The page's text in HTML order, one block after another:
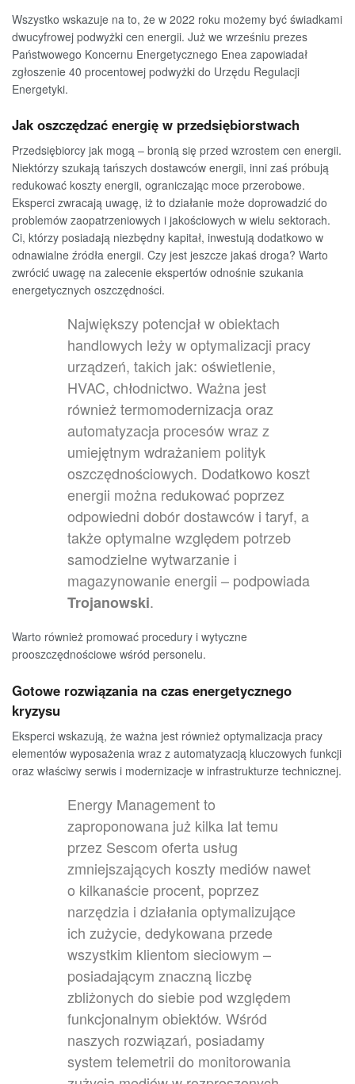
Wszystko wskazuje na to, że w 2022 roku możemy być świadkami
dwucyfrowej podwyżki cen energii. Już we wrześniu prezes
Państwowego Koncernu Energetycznego Enea zapowiadał
zgłoszenie 40 procentowej podwyżki do Urzędu Regulacji
Energetyki.
Jak oszczędzać energię w przedsiębiorstwach
Przedsiębiorcy jak mogą – bronią się przed wzrostem cen energii.
Niektórzy szukają tańszych dostawców energii, inni zaś próbują
redukować koszty energii, ograniczając moce przerobowe.
Eksperci zwracają uwagę, iż to działanie może doprowadzić do
problemów zaopatrzeniowych i jakościowych w wielu sektorach.
Ci, którzy posiadają niezbędny kapitał, inwestują dodatkowo w
odnawialne źródła energii. Czy jest jeszcze jakaś droga? Warto
zwrócić uwagę na zalecenie ekspertów odnośnie szukania
energetycznych oszczędności.
Największy potencjał w obiektach
handlowych leży w optymalizacji pracy
urządzeń, takich jak: oświetlenie,
HVAC, chłodnictwo. Ważna jest
również termomodernizacja oraz
automatyzacja procesów wraz z
umiejętnym wdrażaniem polityk
oszczędnościowych. Dodatkowo koszt
energii można redukować poprzez
odpowiedni dobór dostawców i taryf, a
także optymalne względem potrzeb
samodzielne wytwarzanie i
magazynowanie energii – podpowiada
Trojanowski.
Warto również promować procedury i wytyczne
prooszczędnościowe wśród personelu.
Gotowe rozwiązania na czas energetycznego
kryzysu
Eksperci wskazują, że ważna jest również optymalizacja pracy
elementów wyposażenia wraz z automatyzacją kluczowych funkcji
oraz właściwy serwis i modernizacje w infrastrukturze technicznej.
Energy Management to
zaproponowana już kilka lat temu
przez Sescom oferta usług
zmniejszających koszty mediów nawet
o kilkanaście procent, poprzez
narzędzia i działania optymalizujące
ich zużycie, dedykowana przede
wszystkim klientom sieciowym –
posiadającym znaczną liczbę
zbliżonych do siebie pod względem
funkcjonalnym obiektów. Wśród
naszych rozwiązań, posiadamy
system telemetrii do monitorowania